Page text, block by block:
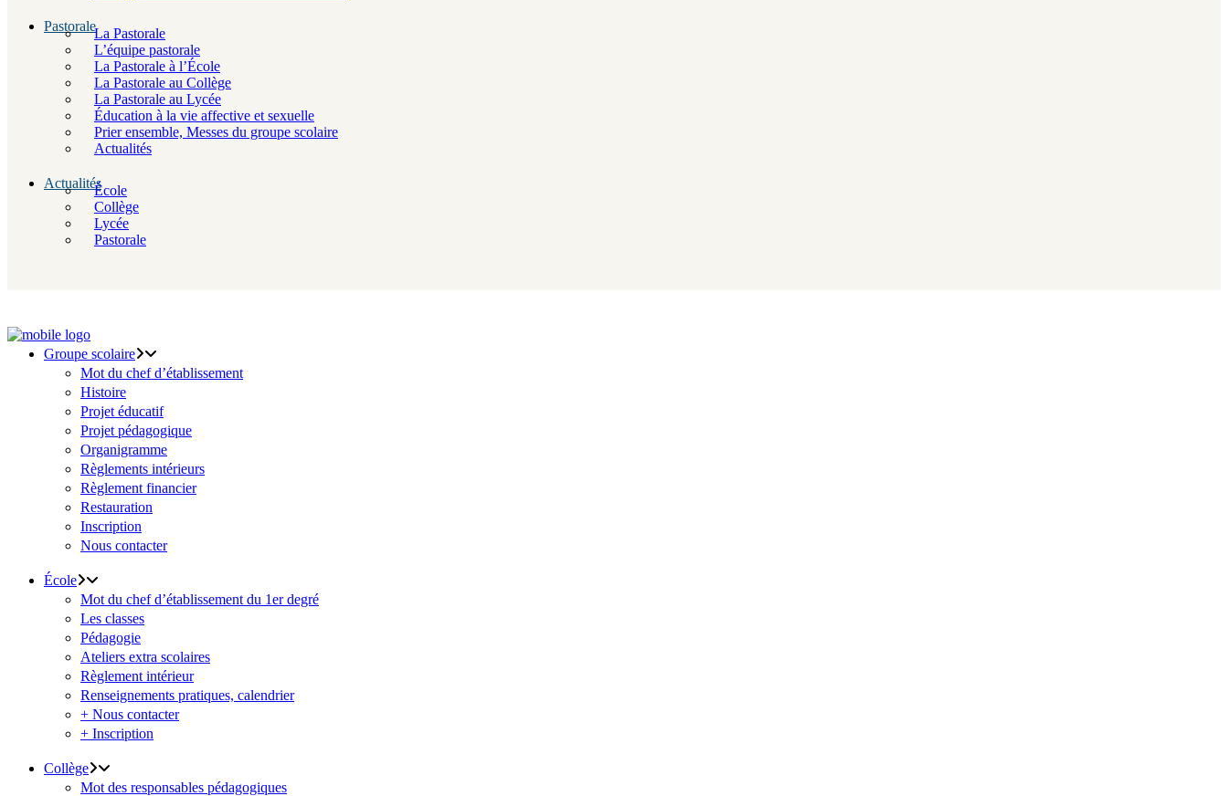
PastoraleLa Pastorale
L’équipe pastorale
La Pastorale à l’École
La Pastorale au Collège
La Pastorale au Lycée
Éducation à la vie affective et sexuelle
Prier ensemble, Messes du groupe scolaire
Actualités
ActualitésÉcole
Collège
Lycée
Pastorale
Groupe scolaire
Mot du chef d’établissement
Histoire
Projet éducatif
Projet pédagogique
Organigramme
Règlements intérieurs
Règlement financier
Restauration
Inscription
Nous contacter
École
Mot du chef d’établissement du 1er degré
Les classes
Pédagogie
Ateliers extra scolaires
Règlement intérieur
Renseignements pratiques, calendrier
+ Nous contacter
+ Inscription
Collège
Mot des responsables pédagogiques